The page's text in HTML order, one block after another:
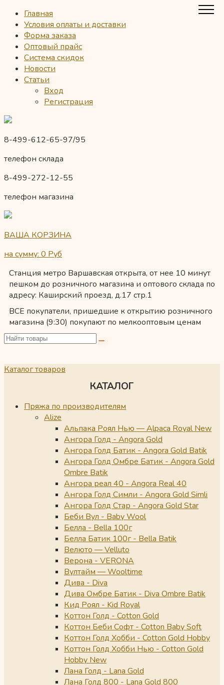
Главная
Условия оплаты и доставки
Форма заказа
Оптовый прайс
Система скидок
Новости
Статьи
Вход
Регистрация
8-499-612-65-97/95
телефон склада
8-499-272-12-55
телефон магазина
ВАША КОРЗИНА
на сумму: 0 Руб
Станция метро Варшавская открыта, от нее 10 минут
пешком до розничного магазина и оптового склада по
адресу: Каширский проезд, д.17 стр.1
ВСЕ покупатели, пришедшие к открытию розничного
магазина (9:30) покупают по мелкооптовым ценам
Каталог товаров
КАТАЛОГ
Пряжа по производителям
Alize
Альпака Роял Нью — Alpaca Royal New
Ангора Голд - Angora Gold
Ангора Голд Батик - Angora Gold Batik
Ангора Голд Омбре Батик - Angora Gold
Ombre Batik
Ангора реал 40 - Angora Real 40
Ангора Голд Симли - Angora Gold Simli
Ангора Голд Стар - Angora Gold Star
Беби Вул - Baby Wool
Белла - Bella 100г
Белла Батик 100г - Bella Batik
Велюто — Velluto
Верона - VERONA
Вултайм — Wooltime
Дива - Diva
Дива Омбре Батик - Diva Ombre Batik
Кид Роял - Kid Royal
Коттон Голд - Cotton Gold
Коттон Беби Софт - Cotton Baby Soft
Коттон Голд Хобби - Cotton Gold Hobby
Коттон Голд Хобби Нью - Cotton Gold
Hobby New
Лана Голд - Lana Gold
Лана Голд 800 - Lana Gold 800